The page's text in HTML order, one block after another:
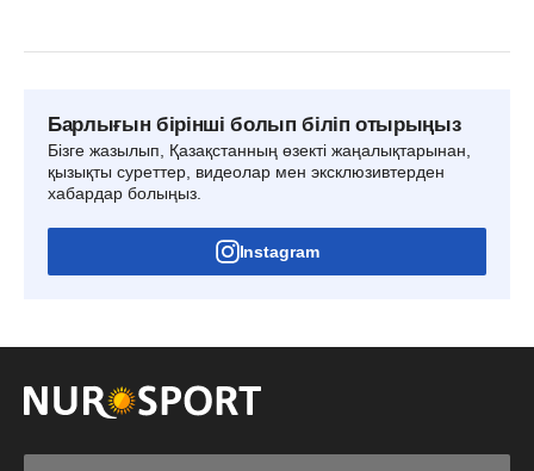
Барлығын бірінші болып біліп отырыңыз
Бізге жазылып, Қазақстанның өзекті жаңалықтарынан,
қызықты суреттер, видеолар мен эксклюзивтерден
хабардар болыңыз.
Instagram